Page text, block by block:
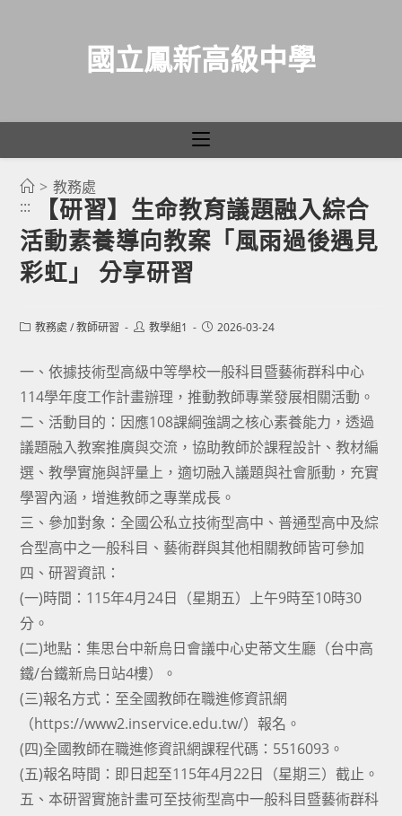
國立鳳新高級中學
> 教務處
:::
【研習】生命教育議題融入綜合
活動素養導向教案「風雨過後遇見
彩虹」 分享研習
Post教務處 / 教師研習
Post教學組1
Post2026-03-24
一、依據技術型高級中等學校一般科目暨藝術群科中心
114學年度工作計畫辦理，推動教師專業發展相關活動。
二、活動目的：因應108課綱強調之核心素養能力，透過
議題融入教案推廣與交流，協助教師於課程設計、教材編
選、教學實施與評量上，適切融入議題與社會脈動，充實
學習內涵，增進教師之專業成長。
三、參加對象：全國公私立技術型高中、普通型高中及綜
合型高中之一般科目、藝術群與其他相關教師皆可參加
四、研習資訊：
(一)時間：115年4月24日（星期五）上午9時至10時30
分。
(二)地點：集思台中新烏日會議中心史蒂文生廳（台中高
鐵/台鐵新烏日站4樓）。
(三)報名方式：至全國教師在職進修資訊網
（https://www2.inservice.edu.tw/）報名。
(四)全國教師在職進修資訊網課程代碼：5516093。
(五)報名時間：即日起至115年4月22日（星期三）截止。
五、本研習實施計畫可至技術型高中一般科目暨藝術群科